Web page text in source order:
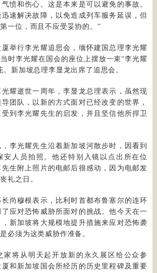
愤和伤心。这是本来是可以避免的事故。
速解决故障，以免造成列车服务延误，但
一位，而且不应受妥协的。”
举行李光耀追思会，缅怀建国总理李光耀
时李光耀在国会的座位上摆放一束“李光耀
。新加坡总理李显龙出席了追思会。
耀逝世一周年，李显龙总理表示，虽然现
团队，以新的方式面对已经改变的世界，
到李光耀先生的启发，并且坚信他所捍卫
李光耀先生沿着新加坡河散步时，因看到
安人员拍照。他还特别入镜以点出所在位
生附上照片的电邮后很感动，因为电邮发
礼之日。
尚穆根表示，比利时首都布鲁塞尔的连环
应对恐怖威胁所面对的挑战。他今天在一
新加坡将大规模地提升措施来应对恐怖袭
必须为这类威胁作准备。
家将从明天起开放新的永久展区给公众参
和新加坡国会所经历的历史里程碑及重要